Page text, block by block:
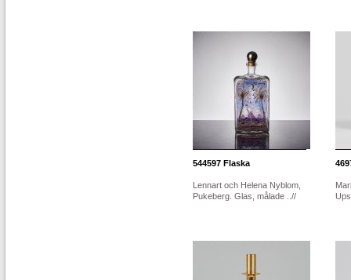
544597 Flaska
Lennart och Helena Nyblom,
Pukeberg. Glas, målade ..//